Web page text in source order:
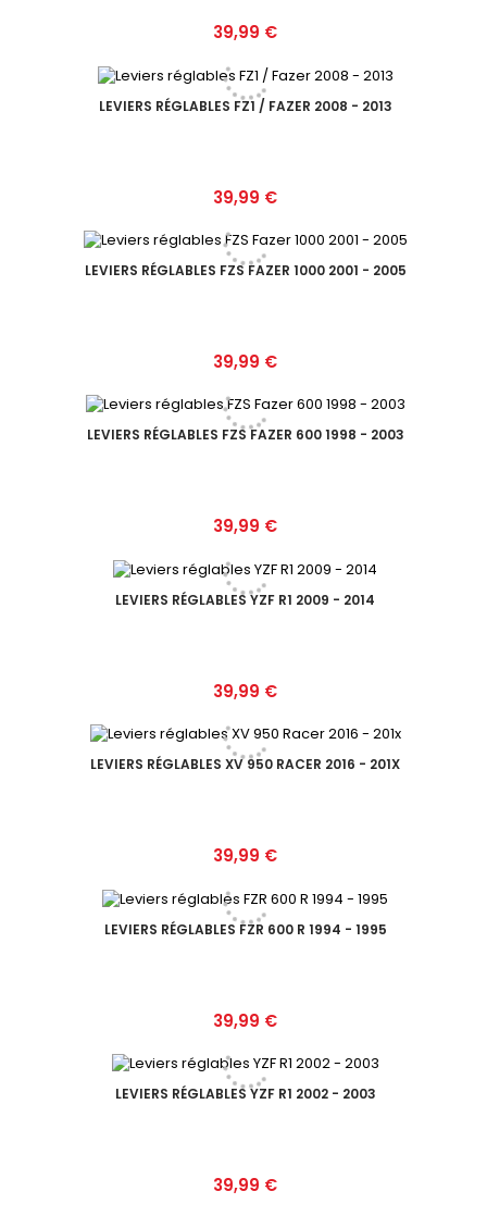
Prix
39,99 €
LEVIERS RÉGLABLES FZ1 / FAZER 2008 - 2013
Prix
39,99 €
LEVIERS RÉGLABLES FZS FAZER 1000 2001 - 2005
Prix
39,99 €
LEVIERS RÉGLABLES FZS FAZER 600 1998 - 2003
Prix
39,99 €
LEVIERS RÉGLABLES YZF R1 2009 - 2014
Prix
39,99 €
LEVIERS RÉGLABLES XV 950 RACER 2016 - 201X
Prix
39,99 €
LEVIERS RÉGLABLES FZR 600 R 1994 - 1995
Prix
39,99 €
LEVIERS RÉGLABLES YZF R1 2002 - 2003
Prix
39,99 €